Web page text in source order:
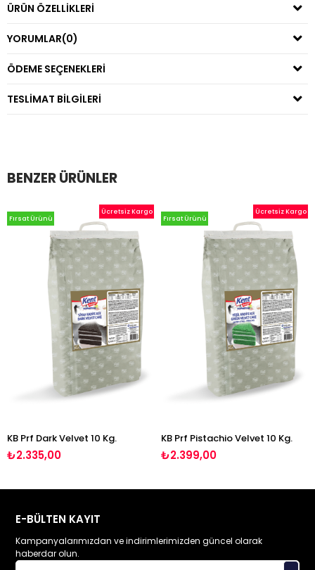
ÜRÜN ÖZELLIKLERI
YORUMLAR(0)
ÖDEME SEÇENEKLERI
TESLIMAT BILGILERI
BENZER ÜRÜNLER
KB Prf Dark Velvet 10 Kg.
₺2.335,00
Ücretsiz Kargo
Fırsat Ürünü
KB Prf Pistachio Velvet 10 Kg.
₺2.399,00
Ücretsiz Kargo
Fırsat Ürünü
E-BÜLTEN KAYIT
Kampanyalarımızdan ve indirimlerimizden güncel olarak
haberdar olun.